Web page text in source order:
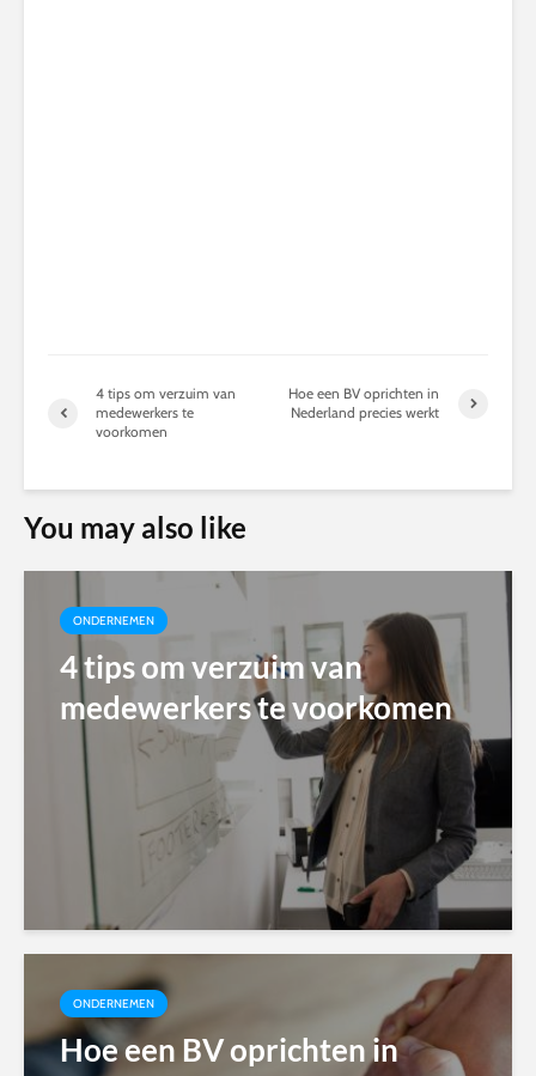
4 tips om verzuim van
medewerkers te
voorkomen
Hoe een BV oprichten in
Nederland precies werkt
You may also like
ONDERNEMEN
4 tips om verzuim van
medewerkers te voorkomen
ONDERNEMEN
Hoe een BV oprichten in